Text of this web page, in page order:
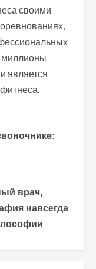
своими
миллионы
является
врач,
навсегда